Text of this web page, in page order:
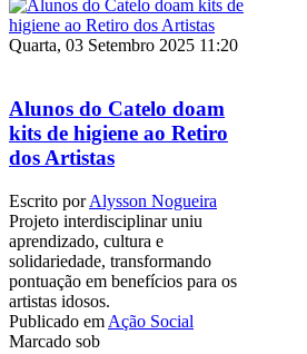
Quarta, 03 Setembro 2025 11:20
Alunos do Catelo doam
kits de higiene ao Retiro
dos Artistas
Escrito porAlysson Nogueira
Projeto interdisciplinar uniu
aprendizado, cultura e
solidariedade, transformando
pontuação em benefícios para os
artistas idosos.
Publicado em Ação Social
Marcado sob